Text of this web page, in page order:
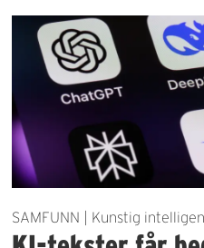
SAMFUNN | Kunstig